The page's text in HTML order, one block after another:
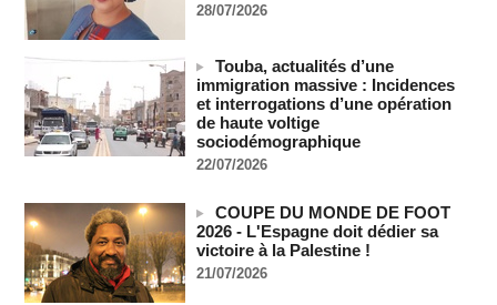
"Construction de la Grande Côte D'ivoire" : Le Président
Alassane Ouattara appelle à la contribution de toutes les forces
vives de la nation
07/08/2026
Polémique à l’Assemblée nationale : Yaël Braun-Pivet se dit
"dépassée" par les critiques concernant le nouveau pavillon
07/08/2026 -
ont tué 300 enfants palestiniens (UNICEF)
07/08/2026 -
Guinée-Bissau - Première visite de la médiation sénégalaise
après le sommet de la Cedeao
07/08/2026 -
28/07/2026
Touba, actualités d’une
immigration massive : Incidences
et interrogations d’une opération
de haute voltige
sociodémographique
22/07/2026
COUPE DU MONDE DE FOOT
2026 - L'Espagne doit dédier sa
victoire à la Palestine !
21/07/2026